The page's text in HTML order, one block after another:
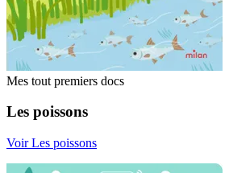
Mes tout premiers docs
Les poissons
Voir Les poissons